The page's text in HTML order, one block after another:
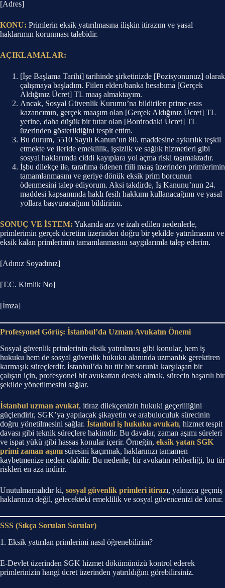
[Adres]
KONU: Primlerin eksik yatırılmasına ilişkin itirazım ve yasal
haklarımın korunması talebidir.
AÇIKLAMALAR:
[İşe Başlama Tarihi] tarihinde şirketinizde [Pozisyonunuz] olarak
çalışmaya başladım. Fiilen elden/banka hesabıma [Gerçek
Aldığınız Ücret] TL maaş almaktayım.
Ancak, Sosyal Güvenlik Kurumu’na bildirilen prime esas
kazancımın, gerçek maaşım olan [Gerçek Aldığınız Ücret] TL
yerine, daha düşük bir tutar olan [Bordrodaki Ücret] TL
üzerinden gösterildiğini tespit ettim.
Bu durum, 5510 Sayılı Kanun’un 80. maddesine aykırılık teşkil
etmekte ve ileride emeklilik, işsizlik ve sağlık hizmetleri gibi
sosyal haklarımda ciddi kayıplara yol açma riski taşımaktadır.
İşbu dilekçe ile, tarafıma ödenen fiili maaş üzerinden primlerimin
tamamlanmasını ve geriye dönük eksik prim borcunun
ödenmesini talep ediyorum. Aksi takdirde, İş Kanunu’nun 24.
maddesi kapsamında haklı fesih hakkımı kullanacağımı ve yasal
yollara başvuracağımı bildiririm.
SONUÇ VE İSTEM: Yukarıda arz ve izah edilen nedenlerle,
primlerimin gerçek ücretim üzerinden doğru bir şekilde yatırılmasını ve
eksik kalan primlerimin tamamlanmasını saygılarımla talep ederim.
[Adınız Soyadınız]
[T.C. Kimlik No]
[İmza]
Profesyonel Görüş: İstanbul’da Uzman Avukatın Önemi
Sosyal güvenlik primlerinin eksik yatırılması gibi konular, hem iş
hukuku hem de sosyal güvenlik hukuku alanında uzmanlık gerektiren
karmaşık süreçlerdir. İstanbul’da bu tür bir sorunla karşılaşan bir
çalışan için, profesyonel bir avukattan destek almak, sürecin başarılı bir
şekilde yönetilmesini sağlar.
İstanbul uzman avukat, itiraz dilekçenizin hukuki geçerliliğini
güçlendirir, SGK’ya yapılacak şikayetin ve arabuluculuk sürecinin
doğru yönetilmesini sağlar. İstanbul iş hukuku avukatı, hizmet tespit
davası gibi teknik süreçlere hakimdir. Bu davalar, zaman aşımı süreleri
ve ispat yükü gibi hassas konular içerir. Örneğin, eksik yatan SGK
primi zaman aşımı süresini kaçırmak, haklarınızı tamamen
kaybetmenize neden olabilir. Bu nedenle, bir avukatın rehberliği, bu tür
riskleri en aza indirir.
Unutulmamalıdır ki, sosyal güvenlik primleri itirazı, yalnızca geçmiş
haklarınızı değil, gelecekteki emeklilik ve sosyal güvencenizi de korur.
SSS (Sıkça Sorulan Sorular)
1. Eksik yatırılan primlerimi nasıl öğrenebilirim?
E-Devlet üzerinden SGK hizmet dökümünüzü kontrol ederek
primlerinizin hangi ücret üzerinden yatırıldığını görebilirsiniz.